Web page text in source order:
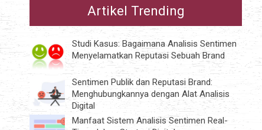
Artikel Trending
Studi Kasus: Bagaimana Analisis Sentimen
Menyelamatkan Reputasi Sebuah Brand
Sentimen Publik dan Reputasi Brand:
Menghubungkannya dengan Alat Analisis
Digital
Manfaat Sistem Analisis Sentimen Real-